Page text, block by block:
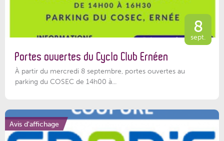
8
sept.
Portes ouvertes du Cyclo Club Ernéen
À partir du mercredi 8 septembre, portes ouvertes au
parking du COSEC de 14h00 à...
Avis d'affichage